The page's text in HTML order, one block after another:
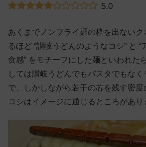
5.0
あくまでノンフライ麺の枠を出ない
るほど “讃岐うどんのようなコシ” と
食感” をモチーフにした麺といわれた
しては讃岐うどんでもパスタでもな
で、しかしながら若干の芯を残す密
コシはイメージに通じるところがあり